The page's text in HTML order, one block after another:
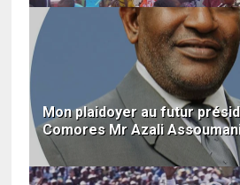
Mon plaidoyer au futur
Comores Mr Azali